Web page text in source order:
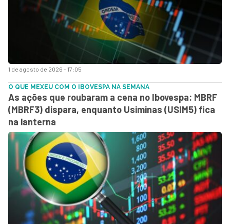
1 de agosto de 2026 - 17:05
O QUE MEXEU COM O IBOVESPA NA SEMANA
As ações que roubaram a cena no Ibovespa: MBRF
(MBRF3) dispara, enquanto Usiminas (USIM5) fica
na lanterna